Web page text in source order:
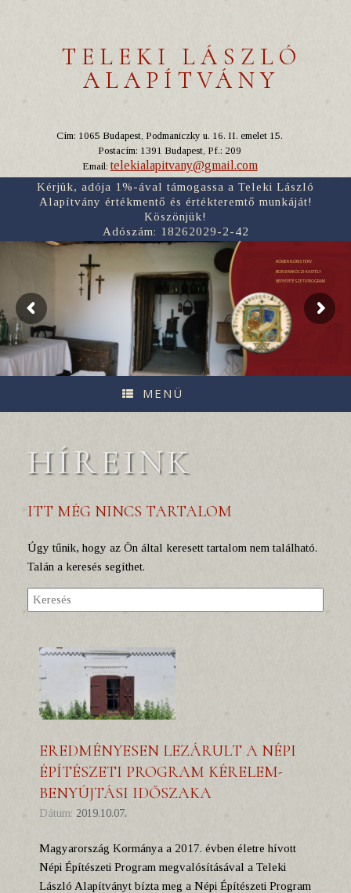
TELEKI LÁSZLÓ
ALAPÍTVÁNY
Cím: 1065 Budapest, Podmaniczky u. 16. II. emelet 15.
Postacím: 1391 Budapest, Pf.: 209
Email:telekialapitvany@gmail.com
Kérjük, adója 1%-ával támogassa a Teleki László
Alapítvány értékmentő és értékteremtő munkáját!
Köszönjük!
Adószám: 18262029-2-42
RÓMER FLÓRIS TERV
BORSI RÁKÓCZI-KASTÉLY
NÉPI ÉPÍTÉSZETI PROGRAM
MENÜ
HÍREINK
ITT MÉG NINCS TARTALOM
Úgy tűnik, hogy az Ön által keresett tartalom nem található.
Talán a keresés segíthet.
Search
for:
EREDMÉNYESEN LEZÁRULT A NÉPI
ÉPÍTÉSZETI PROGRAM KÉRELEM-
BENYÚJTÁSI IDŐSZAKA
Dátum: 2019.10.07.
Magyarország Kormánya a 2017. évben életre hívott
Népi Építészeti Program megvalósításával a Teleki
László Alapítványt bízta meg a Népi Építészeti Program